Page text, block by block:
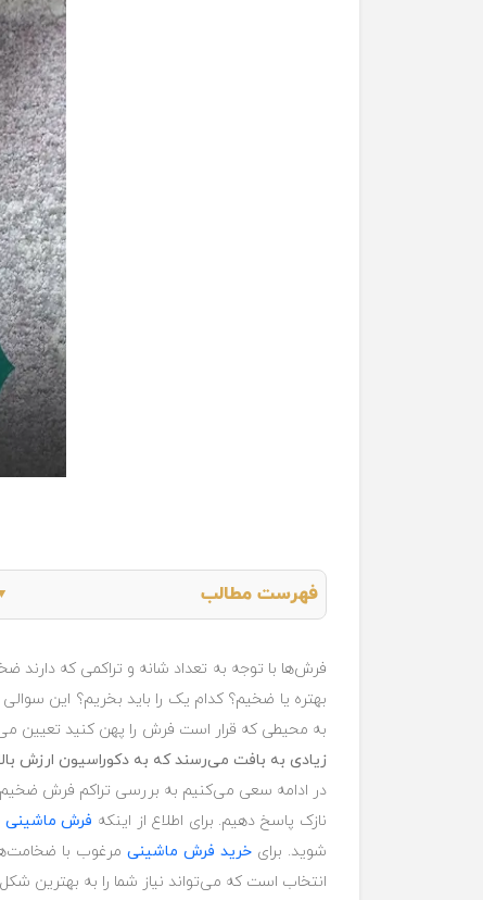
فهرست مطالب
فرش‌ها با توجه به تعداد شانه و تراکمی که دارند
بهتره یا ضخیم؟ کدام یک را باید بخریم؟ این
به محیطی که قرار است فرش را پهن کنید تعیین
زیادی به بافت می‌رسند که به دکوراسیون ارزش
در ادامه سعی می‌کنیم به بررسی تراکم فرش ضخیم
نازک پاسخ دهیم. برای اطلاع از اینکه فرش
شوید. ‏برای خرید فرش ماشینیمرغوب با
انتخاب است که ‏می‌تواند نیاز شما را به بهترین